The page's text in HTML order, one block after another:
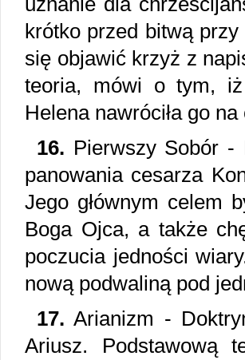
krótko przed bitwą
się objawić krzyż z
teoria, mówi o tym,
Helena nawróciła go
16. Pierwszy Sobór
panowania cesarza
Jego głównym celem
Boga Ojca, a także
poczucia jedności
nową podwaliną pod
17. Arianizm -
Ariusz. Podstawową